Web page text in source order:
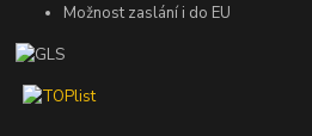
Možnost zaslání i do EU